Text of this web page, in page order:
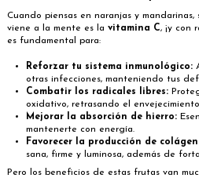
Cuando piensas en naranjas y
viene a la mente es la vitamina C, ¡y con
es fundamental para:
Reforzar tu sistema inmunológico:
otras infecciones, manteniendo tus
Combatir los radicales libres:
oxidativo, retrasando el
Mejorar la absorción de hierro:
mantenerte con energía.
Favorecer la producción de
sana, firme y luminosa, además de
Pero los beneficios de estas frutas van